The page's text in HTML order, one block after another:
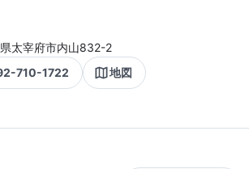
太宰府市内山832-2
710-1722
地図